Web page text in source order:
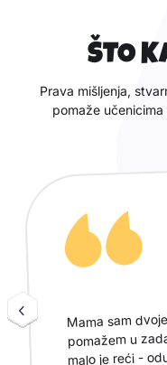
ŠTO
Prava mišljenja,
pomaže
Mama sam
pomažem u
malo je reći -